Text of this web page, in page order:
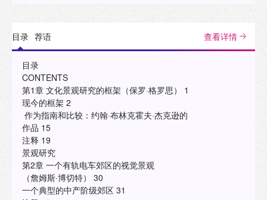
要章节包括：詹姆斯?博切特关于美国克利夫兰郊区的社会分
层研究；丽娜?斯文策尔对于美国新墨西哥州圣克拉拉普韦布
筑的未来；鲁本?M. 雷尼关于美国葛底斯堡联邦军团纪念碑
和纪念仪式的研究；多洛雷斯?海登关于城市景观史的回溯；
丹尼斯?科斯格罗夫关于文艺复兴时期城市奇观的隐喻；戴
维?洛文塔尔对于欧洲景观转型的研究；理查德?沃克对于景
观政治的讨论；罗伯特?B.莱利探讨了视觉和空间作为社会解
释来源的问题和潜力等。 本书是文化景观研究领域的一个重
要里程碑。作为全球首次专注于文化景观研究的大型会议的
成果，本书汇集了多学科**人士的深刻见解，不仅为景观研究
提供了一个全面的跨学科平台，而且为理解空间与文化之间
的复杂关系提供了新的视角。本书不仅探讨了景观作为文化
表达的载体，还深入分析了景观如何反映和塑造社会结构、
目录 荐语 查看详情
目录
CONTENTS
第1章 文化景观研究的框架（保罗·格罗思） 1
现今的框架 2
作为指南和比较：约翰·布林克霍夫·杰克逊的
作品 15
注释 19
景观研究
第2章 一个有轨电车郊区的视觉景观
（詹姆斯·博切特） 30
一个典型的中产阶级郊区 31